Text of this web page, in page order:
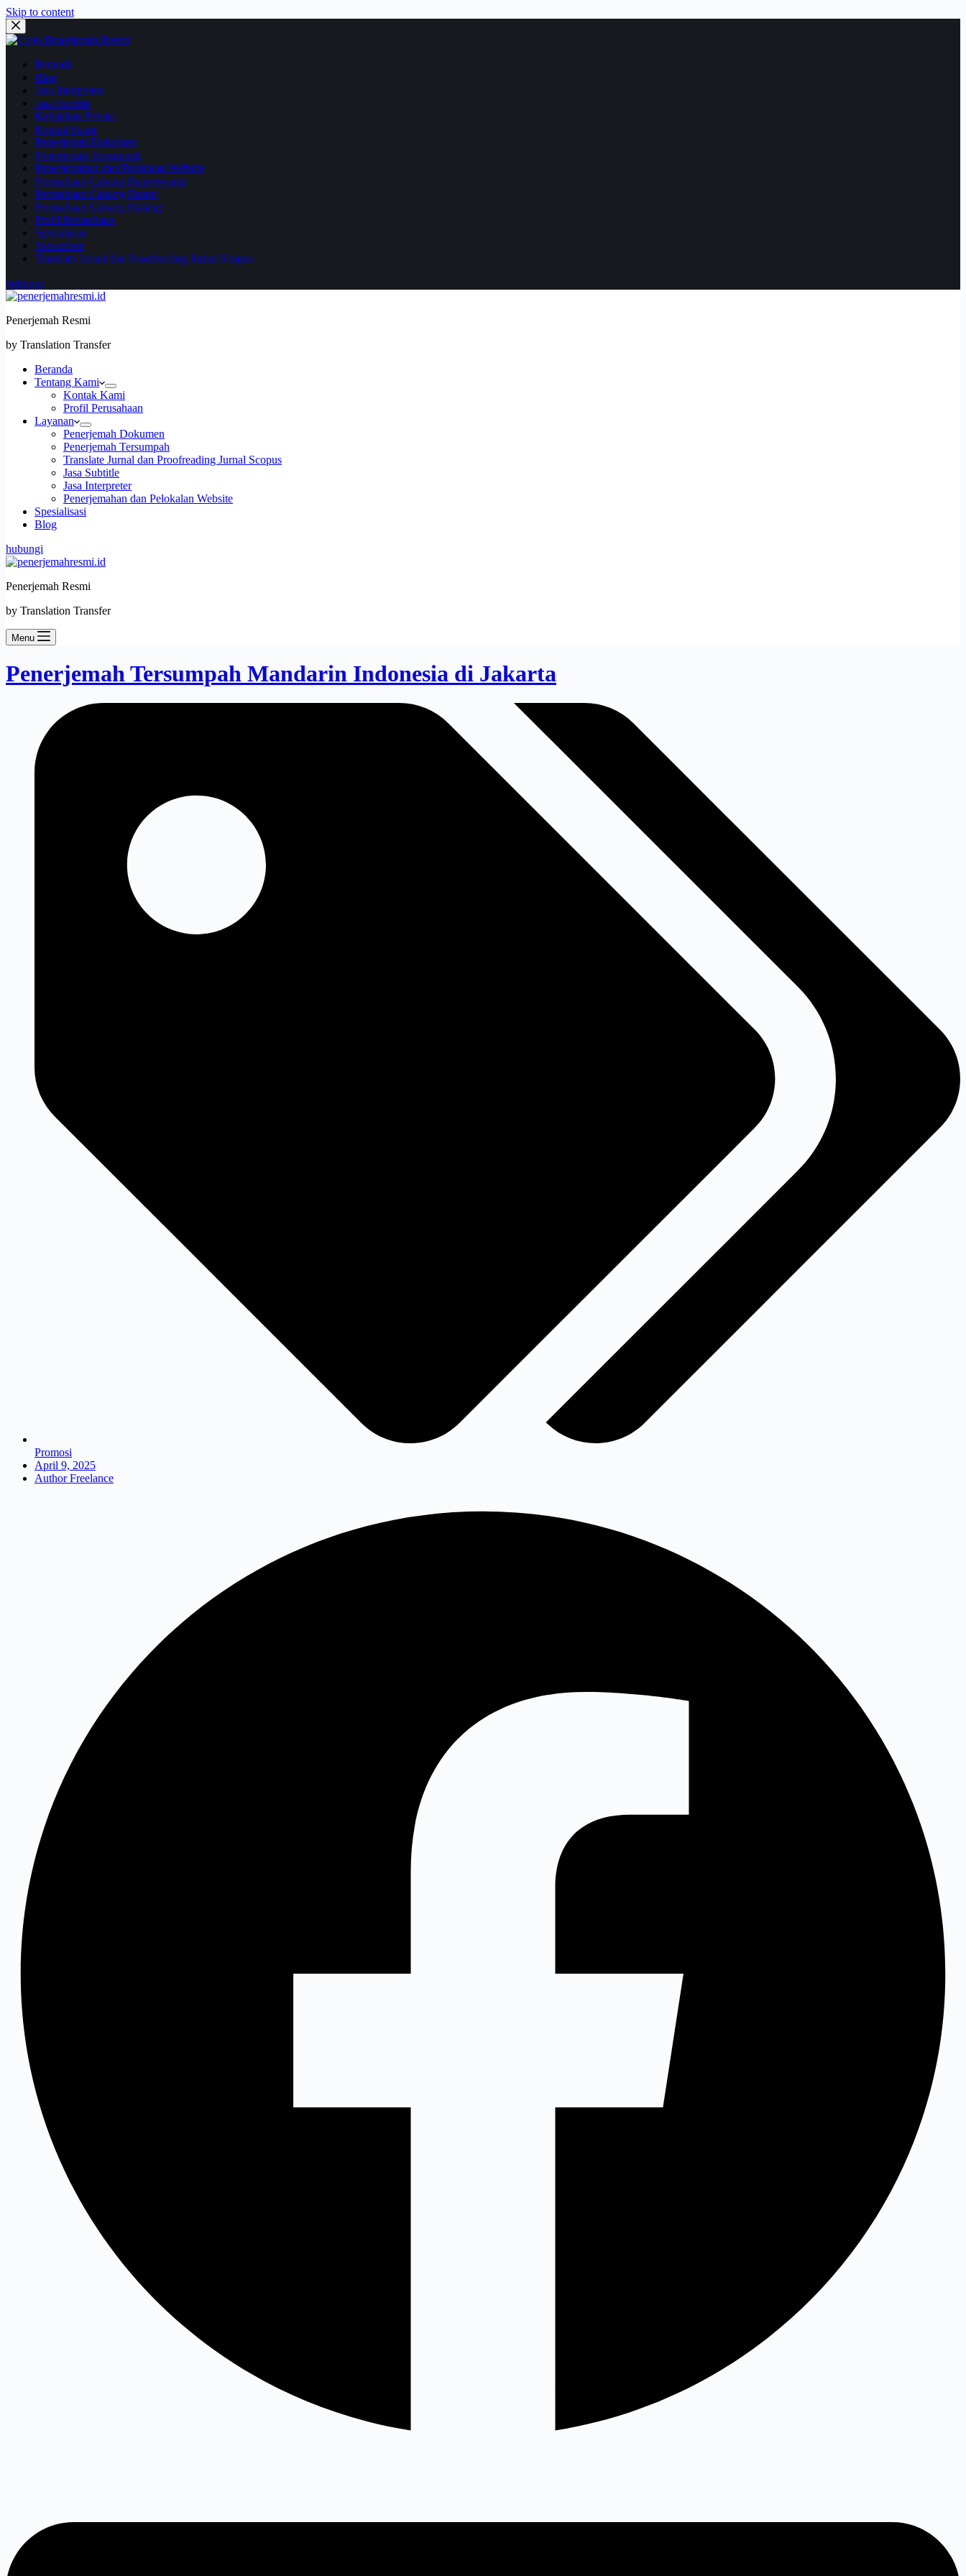
Skip to content
Beranda
Blog
Jasa Interpreter
Jasa Subtitle
Kebijakan Privasi
Kontak Kami
Penerjemah Dokumen
Penerjemah Tersumpah
Penerjemahan dan Pelokalan Website
Perusahaan Cabang Banyuwangi
Perusahaan Cabang Batam
Perusahaan Cabang Malang
Profil Perusahaan
Spesialisasi
Subscriber
Translate Jurnal dan Proofreading Jurnal Scopus
hubungi
Penerjemah Resmi
by Translation Transfer
Beranda
Tentang Kami
Kontak Kami
Profil Perusahaan
Layanan
Penerjemah Dokumen
Penerjemah Tersumpah
Translate Jurnal dan Proofreading Jurnal Scopus
Jasa Subtitle
Jasa Interpreter
Penerjemahan dan Pelokalan Website
Spesialisasi
Blog
hubungi
Penerjemah Resmi
by Translation Transfer
Menu
Penerjemah Tersumpah Mandarin Indonesia di Jakarta
Promosi
April 9, 2025
Author Freelance